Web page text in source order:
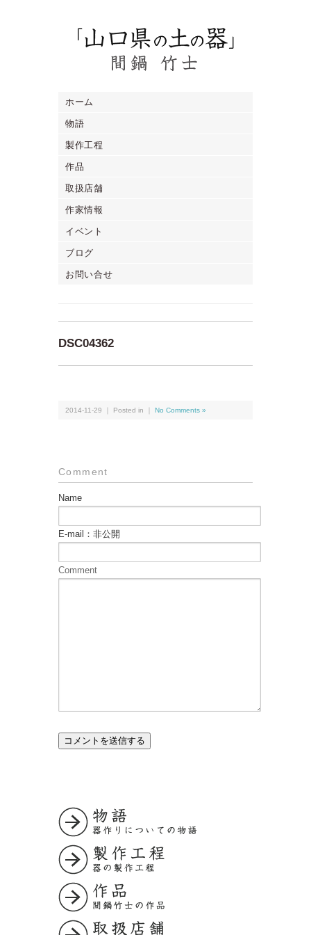
ホーム
物語
製作工程
作品
取扱店舗
作家情報
イベント
ブログ
お問い合せ
DSC04362
2014-11-29 ｜ Posted in ｜ No Comments »
Comment
Name
E-mail：非公開
Comment